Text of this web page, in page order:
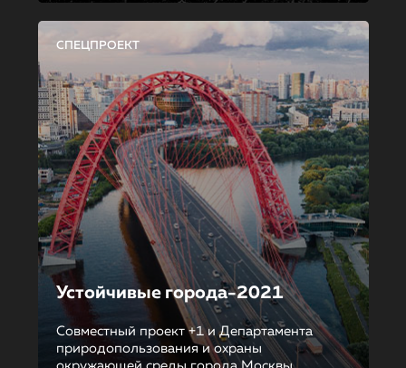
СПЕЦПРОЕКТ
Устойчивые города-2021
Совместный проект +1 и Департамента
природопользования и охраны